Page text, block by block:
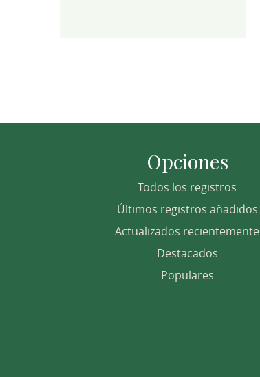
Opciones
Todos los registros
Últimos registros añadidos
Actualizados recientemente
Destacados
Populares